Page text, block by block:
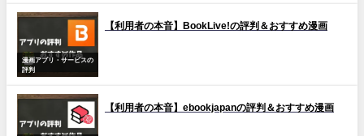
漫画アプリ・サービスの
評判
【利用者の本音】BookLive!の評判＆おすすめ漫画
【利用者の本音】ebookjapanの評判＆おすすめ漫画